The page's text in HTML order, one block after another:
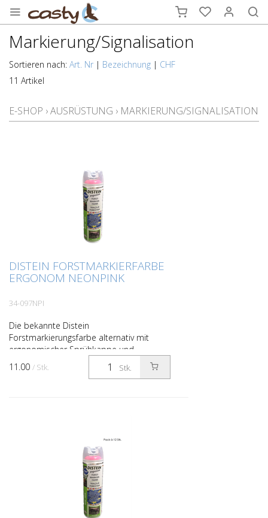
Markierung/Signalisation
Sortieren nach: Art. Nr | Bezeichnung | CHF
11 Artikel
E-SHOP ›AUSRÜSTUNG › MARKIERUNG/SIGNALISATION
DISTEIN FORSTMARKIERFARBE
ERGONOM NEONPINK
34-097NPI
Die bekannte Distein
Forstmarkierungsfarbe alternativ mit
ergonomischer Sprühkappe und
extrabreiter Betätigungstaste für
ermüdungsfreies und sauberes Arbeiten
Stk.
11.00 / Stk.